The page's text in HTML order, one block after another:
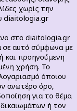
χωρίς την
diaitologia.gr
στο diaitologia.gr
σε αυτό σύμφωνα με
και προηγούμενη
χρήση. Το
όποιου
ανωτέρο όρο,
για το θέμα
ή τον